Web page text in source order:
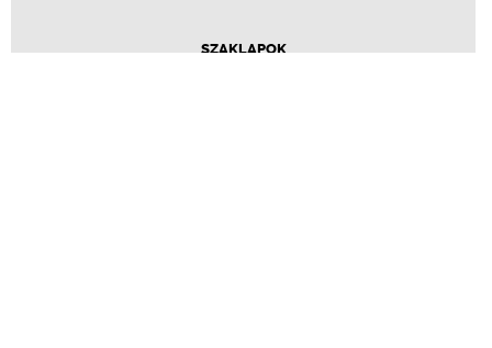
SZAKLAPOK